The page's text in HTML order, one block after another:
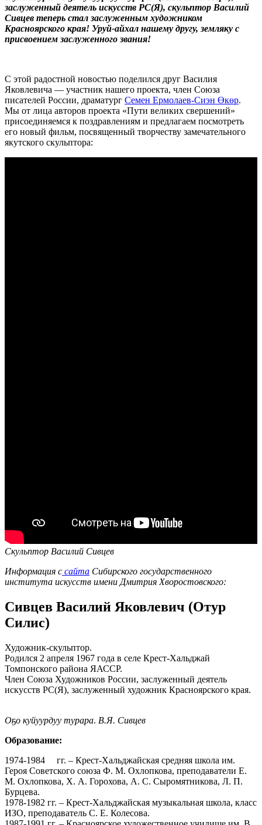
заслуженный деятель искусств РС(Я), скульптор Василий
Сивцев теперь стал заслуженным художником
Красноярского края! Уруй-айхал нашему другу, земляку с
присвоением заслуженного звания!
С этой радостной новостью поделился друг Василия
Яковлевича — участник нашего проекта, член Союза
писателей России, драматург Семен Ермолаев-Сиэн Өкөр.
Мы от лица авторов проекта «Пути великих свершений»
присоединяемся к поздравлениям и предлагаем посмотреть
его новый фильм, посвященный творчеству замечательного
якутского скульптора:
Скульптор Василий Сивцев
Информация с сайта Сибирского государственного
института искусств имени Дмитрия Хворостовского:
Сивцев Василий Яковлевич (Отур
Силис)
Художник-скульптор.
Родился 2 апреля 1967 года в селе Крест-Хальджай
Томпонского района ЯАССР.
Член Союза Художников России, заслуженный деятель
искусств РС(Я), заслуженный художник Красноярского края.
Оҕо куйуурдуу турара. В.Я. Сивцев
Образование:
1974-1984 гг. – Крест-Хальджайская средняя школа им.
Героя Советского союза Ф. М. Охлопкова, преподаватели Е.
М. Охлопкова, Х. А. Горохова, А. С. Сыромятникова, Л. П.
Бурцева.
1978-1982 гг. – Крест-Хальджайская музыкальная школа, класс
ИЗО, преподаватель С. Е. Колесова.